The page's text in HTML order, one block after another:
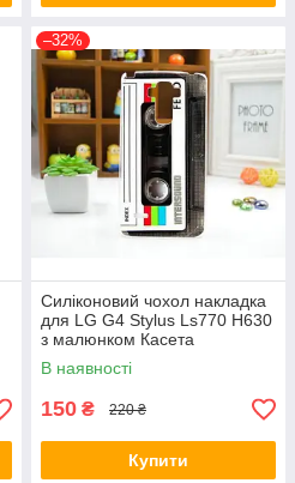
–32%
Силіконовий чохол накладка
для LG G4 Stylus Ls770 H630
з малюнком Касета
В наявності
150 ₴ 220 ₴
Купити